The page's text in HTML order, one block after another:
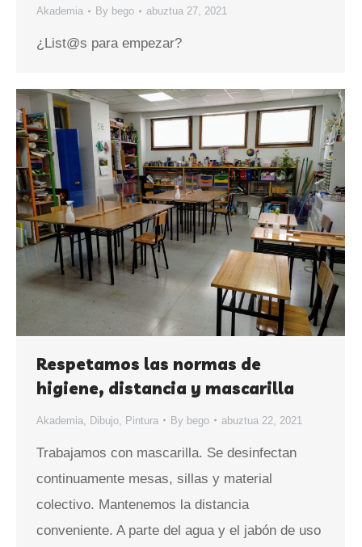
Akademia By bego abuztua 27, 2021
¿List@s para empezar?
Respetamos las normas de
higiene, distancia y mascarilla
Akademia Dibujo Pintura By bego abuztua 22, 2021
Trabajamos con mascarilla. Se desinfectan
continuamente mesas, sillas y material
colectivo. Mantenemos la distancia
conveniente. A parte del agua y el jabón de uso